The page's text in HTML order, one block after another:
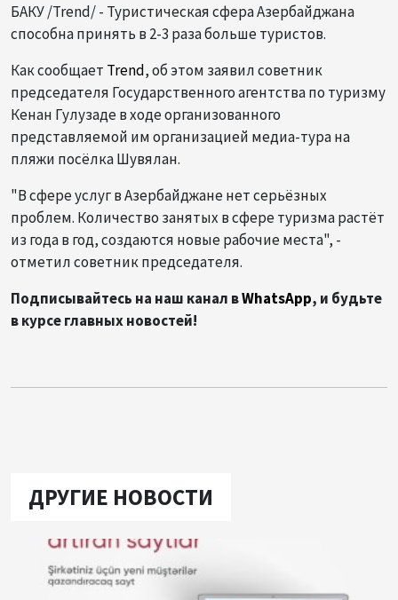
БАКУ /Trend/ - Туристическая сфера Азербайджана
способна принять в 2-3 раза больше туристов.
Как сообщает Trend, об этом заявил советник
председателя Государственного агентства по туризму
Кенан Гулузаде в ходе организованного
представляемой им организацией медиа-тура на
пляжи посёлка Шувялан.
"В сфере услуг в Азербайджане нет серьёзных
проблем. Количество занятых в сфере туризма растёт
из года в год, создаются новые рабочие места", -
отметил советник председателя.
Подписывайтесь на наш канал вWhatsApp, и будьте
в курсе главных новостей!
ДРУГИЕ НОВОСТИ